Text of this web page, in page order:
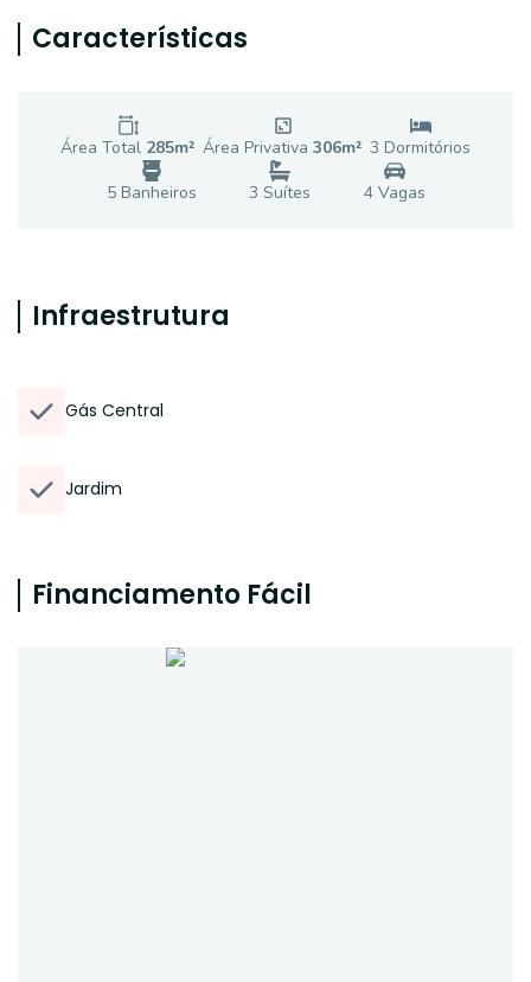
Características
Área Total 285m² Área Privativa 306m² 3 Dormitórios
5Banheiros 3 Suítes 4Vagas
Infraestrutura
Gás Central
Jardim
Financiamento Fácil